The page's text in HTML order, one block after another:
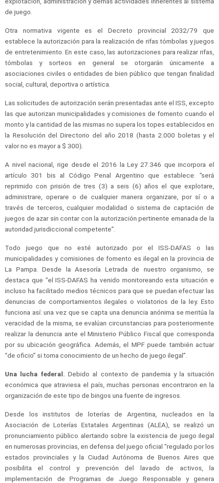
de juego.
Otra normativa vigente es el Decreto provincial 2032/79 que
establece la autorización para la realización de rifas tómbolas y juegos
de entretenimiento. En este caso, las autorizaciones para realizar rifas,
tómbolas y sorteos en general se otorgarán únicamente a
asociaciones civiles o entidades de bien público que tengan finalidad
social, cultural, deportiva o artística.
Las solicitudes de autorización serán presentadas ante el ISS, excepto
las que autorizan municipalidades y comisiones de fomento cuando el
monto y la cantidad de las mismas no supera los topes establecidos en
la Resolución del Directorio del año 2018 (hasta 2.000 boletas y el
valor no es mayor a $ 300).
A nivel nacional, rige desde el 2016 la Ley 27.346 que incorpora el
artículo 301 bis al Código Penal Argentino que establece: “será
reprimido con prisión de tres (3) a seis (6) años el que explotare,
administrare, operare o de cualquier manera organizare, por sí o a
través de terceros, cualquier modalidad o sistema de captación de
juegos de azar sin contar con la autorización pertinente emanada de la
autoridad jurisdiccional competente”.
Todo juego que no esté autorizado por el ISS-DAFAS o las
municipalidades y comisiones de fomento es ilegal en la provincia de
La Pampa. Desde la Asesoría Letrada de nuestro organismo, se
destaca que “el ISS-DAFAS ha venido monitoreando esta situación e
incluso ha facilitado medios técnicos para que se puedan efectuar las
denuncias de comportamientos ilegales o violatorios de la ley. Esto
funciona así: una vez que se capta una denuncia anónima se meritúa la
veracidad de la misma, se evalúan circunstancias para posteriormente
realizar la denuncia ante el Ministerio Público Fiscal que corresponda
por su ubicación geográfica. Además, el MPF puede también actuar
“de oficio” si toma conocimiento de un hecho de juego ilegal”.
Una lucha federal.Debido al contexto de pandemia y la situación
económica que atraviesa el país, muchas personas encontraron en la
organización de este tipo de bingos una fuente de ingresos.
Desde los institutos de loterías de Argentina, nucleados en la
Asociación de Loterías Estatales Argentinas (ALEA), se realizó un
pronunciamiento público alertando sobre la existencia de juego ilegal
en numerosas provincias, en defensa del juego oficial “regulado por los
estados provinciales y la Ciudad Autónoma de Buenos Aires que
posibilita el control y prevención del lavado de activos, la
implementación de Programas de Juego Responsable y genera